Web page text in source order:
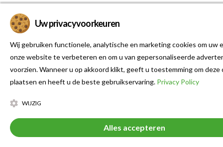
Uw privacyvoorkeuren
Wij gebruiken functionele, analytische en marketing cookies om uw
onze website te verbeteren en om u van gepersonaliseerde
voorzien. Wanneer u op akkoord klikt, geeft u toestemming om deze
plaatsen en heeft u de beste gebruikservaring. Privacy Policy
WIJZIG
Alles accepteren